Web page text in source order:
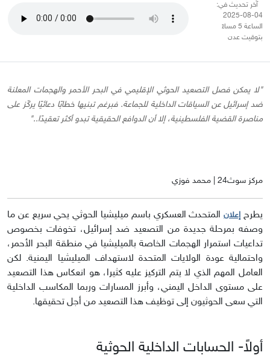
آخر تحديث في:
04-08-2025
الساعة 5 مساءً
بتوقيت عدن
"لا يمكن فصل التصعيد الحوثي الإقليمي في البحر الأحمر والهجمات المعلنة
ضد إسرائيل عن السياقات الداخلية للجماعة. فبرغم تبنيها خطابًا دعائيًا يركّز على
مناصرة القضية الفلسطينية، إلا أن الدوافع الحقيقية تبدو أكثر تعقيدًا.."
مركز سوث24 | محمد فوزي
يطرح إعلانالمتحدث العسكري باسم ميليشيا الحوثي يحي سريع عن ما
وصفه بمرحلة جديدة من التصعيد ضد إسرائيل، تخوفات بخصوص
تداعيات استمرار الهجمات الخاصة بالميليشيا في منطقة البحر الأحمر،
واحتمالية عودة الولايات المتحدة لاستهداف الميليشيا اليمنية. لكن
العامل المهم الذي لا يتم التركيز عليه كثيرا، هو انعكاس هذا التصعيد
على مستوى الداخل اليمني، وأبرز المسارات وربما المكاسب الداخلية
التي سعى الحوثيون إلى توظيف هذا التصعيد من أجل تحقيقها.
أولاً- الحسابات الداخلية الحوثية